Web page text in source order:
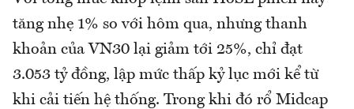
tăng nhẹ 1% so với hôm qua, nhưng thanh
khoản của VN30 lại giảm tới 25%, chỉ đạt
3.053 tỷ đồng, lập mức thấp kỷ lục mới kể từ
khi cải tiến hệ thống. Trong khi đó rổ Midcap